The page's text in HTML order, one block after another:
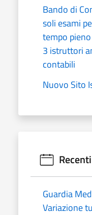
Bando di
soli esami
tempo
3 istruttori
contabili
Nuovo Sito
Recenti
Guardia
Variazione